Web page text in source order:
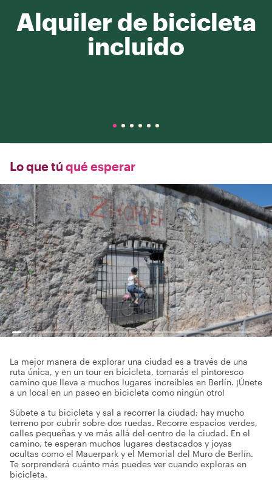
Alquiler de bicicleta
incluido
Lo que tú qué esperar
La mejor manera de explorar una ciudad es a través de una
ruta única, y en un tour en bicicleta, tomarás el pintoresco
camino que lleva a muchos lugares increíbles en Berlín. ¡Únete
a un local en un paseo en bicicleta como ningún otro!
Súbete a tu bicicleta y sal a recorrer la ciudad; hay mucho
terreno por cubrir sobre dos ruedas. Recorre espacios verdes,
calles pequeñas y ve más allá del centro de la ciudad. En el
camino, te esperan muchos lugares destacados y joyas
ocultas como el Mauerpark y el Memorial del Muro de Berlín.
Te sorprenderá cuánto más puedes ver cuando exploras en
bicicleta.